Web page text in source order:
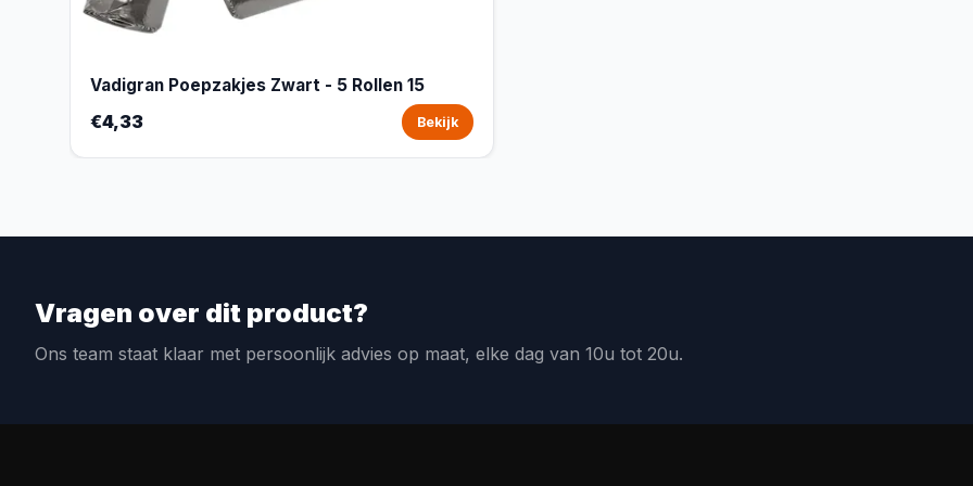
Vadigran Poepzakjes Zwart - 5 Rollen 15
€4,33 Bekijk
Vragen over dit product?
Ons team staat klaar met persoonlijk advies op maat, elke dag van 10u tot 20u.